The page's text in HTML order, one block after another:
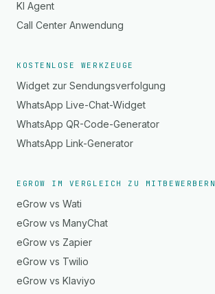
KI Agent
Call Center Anwendung
KOSTENLOSE WERKZEUGE
Widget zur Sendungsverfolgung
WhatsApp Live-Chat-Widget
WhatsApp QR-Code-Generator
WhatsApp Link-Generator
EGROW IM VERGLEICH ZU MITBEWERBERN
eGrow vs Wati
eGrow vs ManyChat
eGrow vs Zapier
eGrow vs Twilio
eGrow vs Klaviyo